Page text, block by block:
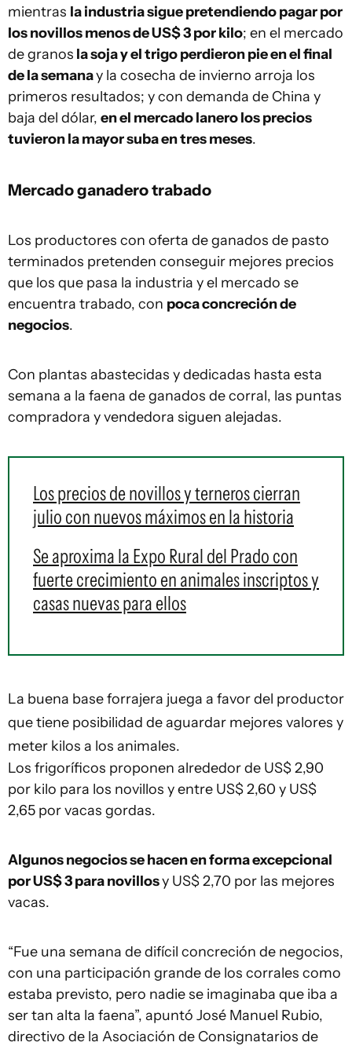
mientras la industria sigue pretendiendo pagar por
los novillos menos de US$ 3 por kilo; en el mercado
de granos la soja y el trigo perdieron pie en el final
de la semanay la cosecha de invierno arroja los
primeros resultados; y con demanda de China y
baja del dólar, en el mercado lanero los precios
tuvieron la mayor suba en tres meses.
Mercado ganadero trabado
Los productores con oferta de ganados de pasto
terminados pretenden conseguir mejores precios
que los que pasa la industria y el mercado se
encuentra trabado, con poca concreción de
negocios.
Con plantas abastecidas y dedicadas hasta esta
semana a la faena de ganados de corral, las puntas
compradora y vendedora siguen alejadas.
Los precios de novillos y terneros cierran
julio con nuevos máximos en la historia
Se aproxima la Expo Rural del Prado con
fuerte crecimiento en animales inscriptos y
casas nuevas para ellos
La buena base forrajera juega a favor del productor
que tiene posibilidad de aguardar mejores valores y
meter kilos a los animales.
Los frigoríficos proponen alrededor de US$ 2,90
por kilo para los novillos y entre US$ 2,60 y US$
2,65 por vacas gordas.
Algunos negocios se hacen en forma excepcional
por US$ 3 para novillosy US$ 2,70 por las mejores
vacas.
“Fue una semana de difícil concreción de negocios,
con una participación grande de los corrales como
estaba previsto, pero nadie se imaginaba que iba a
ser tan alta la faena”, apuntó José Manuel Rubio,
directivo de la Asociación de Consignatarios de